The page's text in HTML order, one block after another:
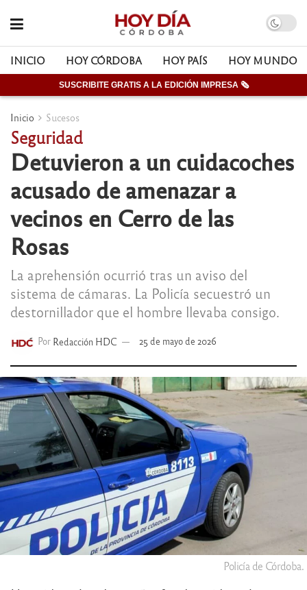
INICIO HOY CÓRDOBA HOY PAÍS HOY MUNDO
SUSCRIBITE GRATIS A LA EDICIÓN IMPRESA 🗞
Inicio Sucesos
Seguridad
Detuvieron a un cuidacoches
acusado de amenazar a
vecinos en Cerro de las
Rosas
La aprehensión ocurrió tras un aviso del
sistema de cámaras. La Policía secuestró un
destornillador que el hombre llevaba consigo.
Por Redacción HDC 25 de mayo de 2026
Policía de Córdoba.